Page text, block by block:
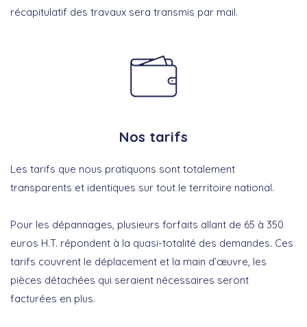
récapitulatif des travaux sera transmis par mail.
Nos tarifs
Les tarifs que nous pratiquons sont totalement
transparents et identiques sur tout le territoire national.
Pour les dépannages, plusieurs forfaits allant de 65 à 350
euros H.T. répondent à la quasi-totalité des demandes. Ces
tarifs couvrent le déplacement et la main d’œuvre, les
pièces détachées qui seraient nécessaires seront
facturées en plus.